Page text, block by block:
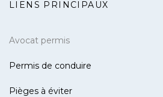
LIENS PRINCIPAUX
Avocat permis
Permis de conduire
Pièges à éviter